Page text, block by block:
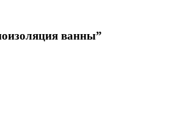
ванны”